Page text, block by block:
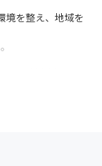
境を整え、地域を